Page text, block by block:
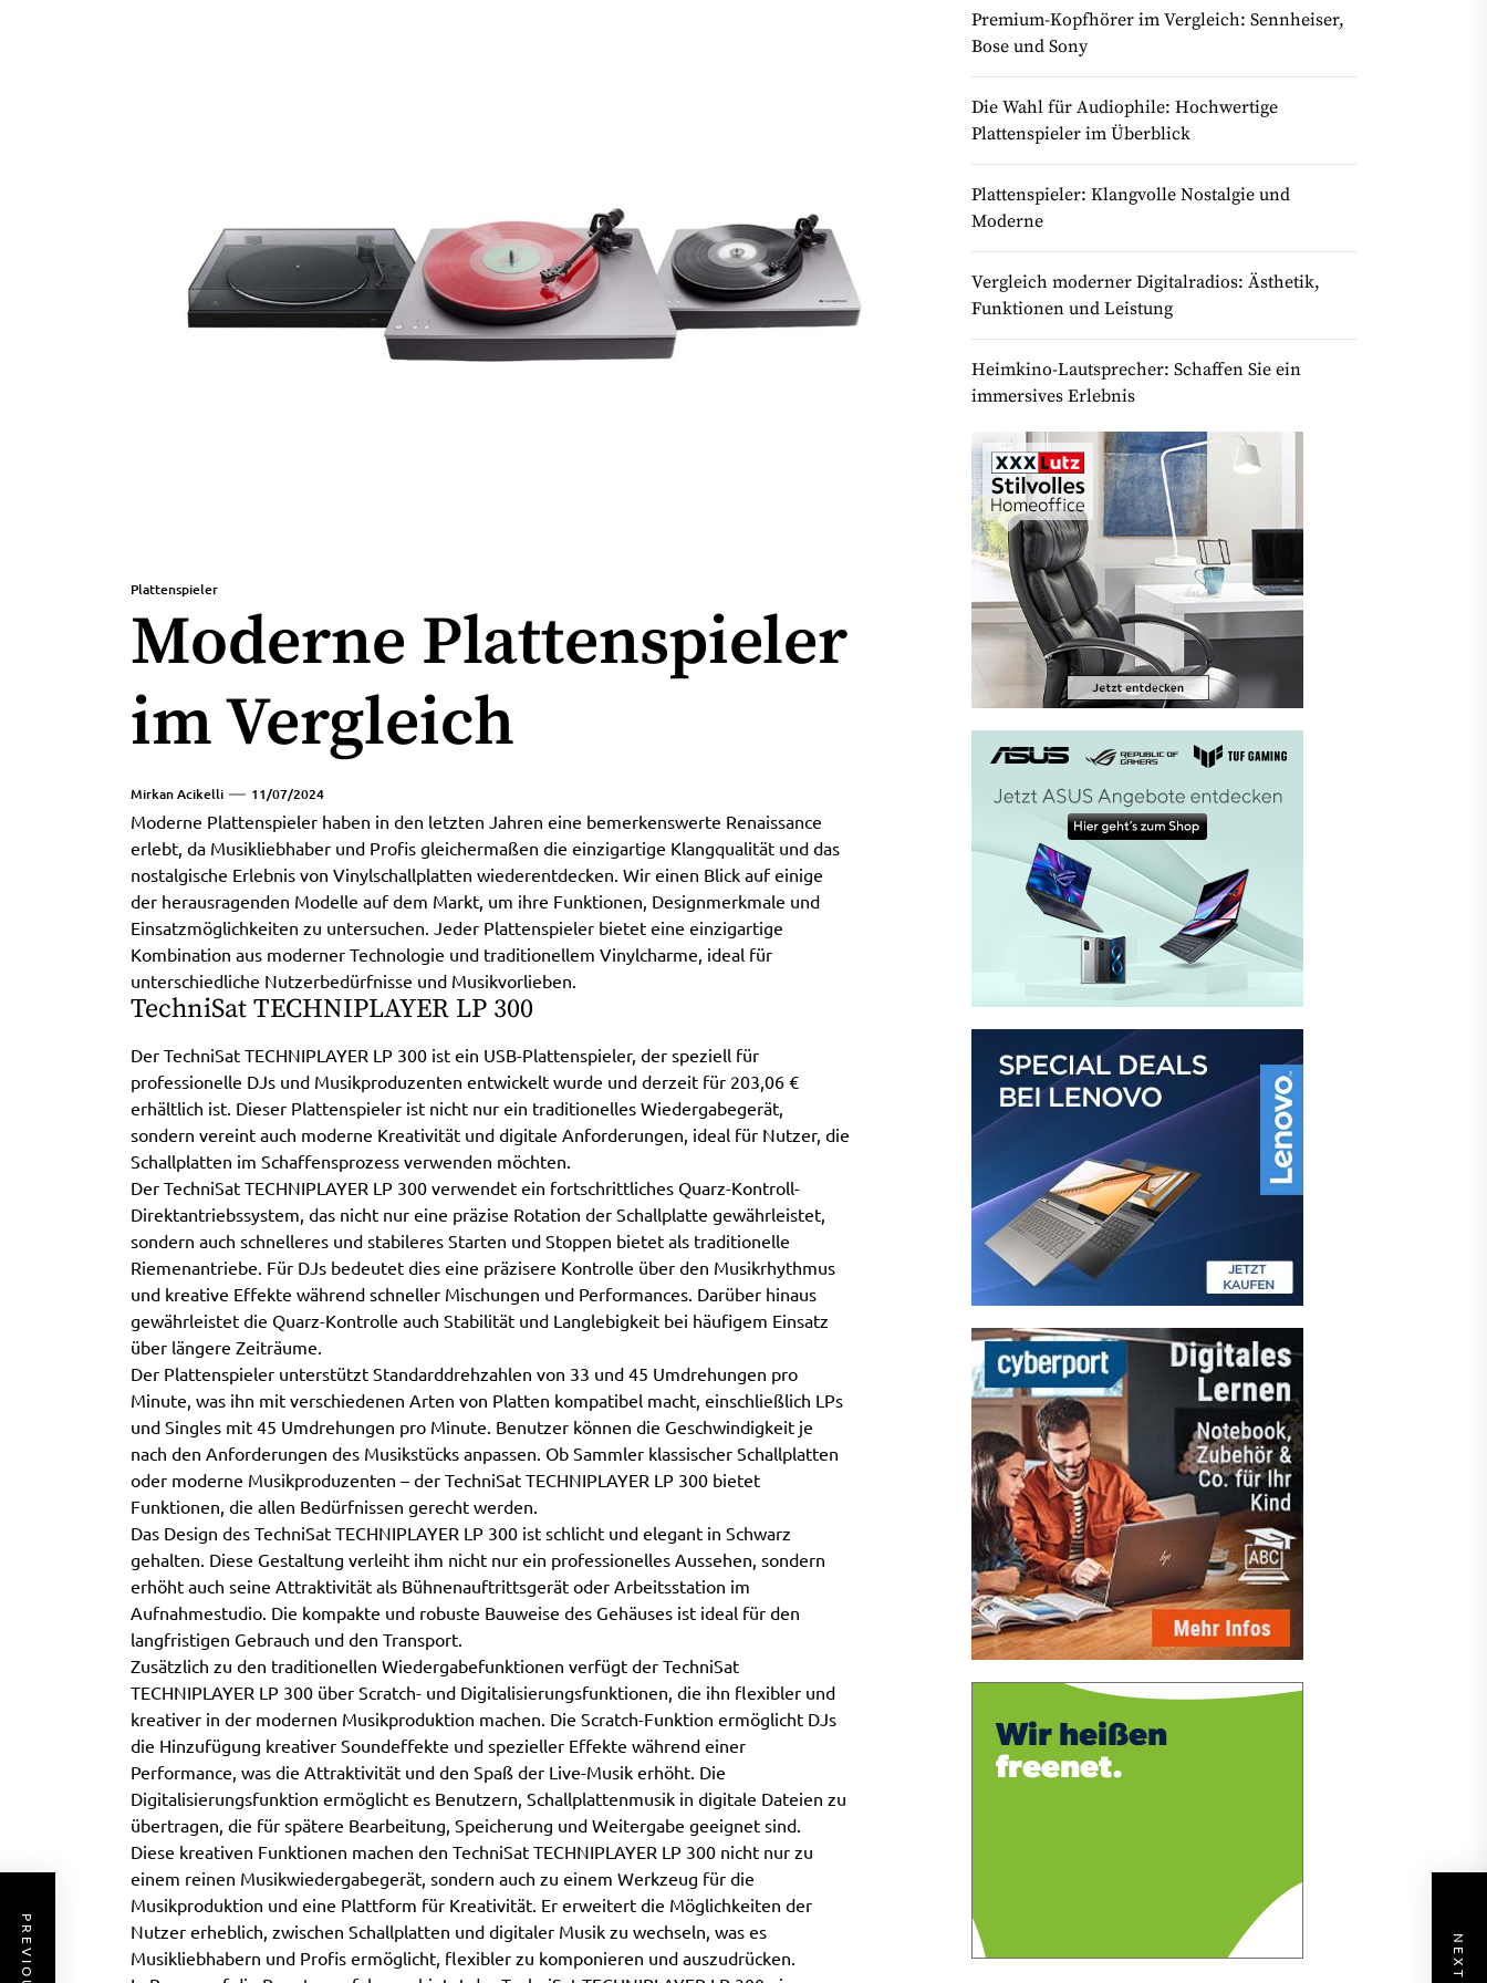
Plattenspieler
Moderne Plattenspieler
im Vergleich
Mirkan Acikelli 11/07/2024
Moderne Plattenspieler haben in den letzten Jahren eine bemerkenswerte Renaissance
erlebt, da Musikliebhaber und Profis gleichermaßen die einzigartige Klangqualität und das
nostalgische Erlebnis von Vinylschallplatten wiederentdecken. Wir einen Blick auf einige
der herausragenden Modelle auf dem Markt, um ihre Funktionen, Designmerkmale und
Einsatzmöglichkeiten zu untersuchen. Jeder Plattenspieler bietet eine einzigartige
Kombination aus moderner Technologie und traditionellem Vinylcharme, ideal für
unterschiedliche Nutzerbedürfnisse und Musikvorlieben.
TechniSat TECHNIPLAYER LP 300
Der TechniSat TECHNIPLAYER LP 300 ist ein USB-Plattenspieler, der speziell für
professionelle DJs und Musikproduzenten entwickelt wurde und derzeit für 203,06 €
erhältlich ist. Dieser Plattenspieler ist nicht nur ein traditionelles Wiedergabegerät,
sondern vereint auch moderne Kreativität und digitale Anforderungen, ideal für Nutzer, die
Schallplatten im Schaffensprozess verwenden möchten.
Der TechniSat TECHNIPLAYER LP 300 verwendet ein fortschrittliches Quarz-Kontroll-
Direktantriebssystem, das nicht nur eine präzise Rotation der Schallplatte gewährleistet,
sondern auch schnelleres und stabileres Starten und Stoppen bietet als traditionelle
Riemenantriebe. Für DJs bedeutet dies eine präzisere Kontrolle über den Musikrhythmus
und kreative Effekte während schneller Mischungen und Performances. Darüber hinaus
gewährleistet die Quarz-Kontrolle auch Stabilität und Langlebigkeit bei häufigem Einsatz
über längere Zeiträume.
Der Plattenspieler unterstützt Standarddrehzahlen von 33 und 45 Umdrehungen pro
Minute, was ihn mit verschiedenen Arten von Platten kompatibel macht, einschließlich LPs
und Singles mit 45 Umdrehungen pro Minute. Benutzer können die Geschwindigkeit je
nach den Anforderungen des Musikstücks anpassen. Ob Sammler klassischer Schallplatten
oder moderne Musikproduzenten – der TechniSat TECHNIPLAYER LP 300 bietet
Funktionen, die allen Bedürfnissen gerecht werden.
Das Design des TechniSat TECHNIPLAYER LP 300 ist schlicht und elegant in Schwarz
gehalten. Diese Gestaltung verleiht ihm nicht nur ein professionelles Aussehen, sondern
erhöht auch seine Attraktivität als Bühnenauftrittsgerät oder Arbeitsstation im
Aufnahmestudio. Die kompakte und robuste Bauweise des Gehäuses ist ideal für den
langfristigen Gebrauch und den Transport.
Zusätzlich zu den traditionellen Wiedergabefunktionen verfügt der TechniSat
TECHNIPLAYER LP 300 über Scratch- und Digitalisierungsfunktionen, die ihn flexibler und
kreativer in der modernen Musikproduktion machen. Die Scratch-Funktion ermöglicht DJs
die Hinzufügung kreativer Soundeffekte und spezieller Effekte während einer
Performance, was die Attraktivität und den Spaß der Live-Musik erhöht. Die
Digitalisierungsfunktion ermöglicht es Benutzern, Schallplattenmusik in digitale Dateien zu
übertragen, die für spätere Bearbeitung, Speicherung und Weitergabe geeignet sind.
Diese kreativen Funktionen machen den TechniSat TECHNIPLAYER LP 300 nicht nur zu
einem reinen Musikwiedergabegerät, sondern auch zu einem Werkzeug für die
Musikproduktion und eine Plattform für Kreativität. Er erweitert die Möglichkeiten der
Nutzer erheblich, zwischen Schallplatten und digitaler Musik zu wechseln, was es
Musikliebhabern und Profis ermöglicht, flexibler zu komponieren und auszudrücken.
Premium-Kopfhörer im Vergleich: Sennheiser,
Bose und Sony
Die Wahl für Audiophile: Hochwertige
Plattenspieler im Überblick
Plattenspieler: Klangvolle Nostalgie und
Moderne
Vergleich moderner Digitalradios: Ästhetik,
Funktionen und Leistung
Heimkino-Lautsprecher: Schaffen Sie ein
immersives Erlebnis